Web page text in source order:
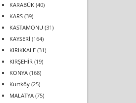
KARABÜK(40)
KARS(39)
KASTAMONU (31)
KAYSERİ (164)
KIRIKKALE(31)
KIRŞEHİR (19)
KONYA(168)
Kurtköy(25)
MALATYA(75)